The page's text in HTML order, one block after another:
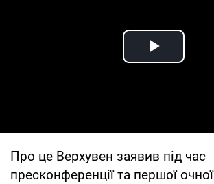
Play
Про це Верхувен заявив під час
пресконференції та першої очної